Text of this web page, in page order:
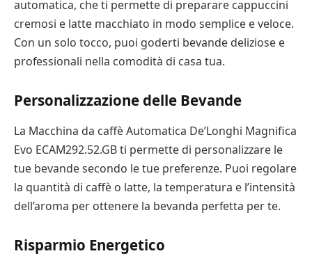
automatica, che ti permette di preparare cappuccini
cremosi e latte macchiato in modo semplice e veloce.
Con un solo tocco, puoi goderti bevande deliziose e
professionali nella comodità di casa tua.
Personalizzazione delle Bevande
La Macchina da caffè Automatica De’Longhi Magnifica
Evo ECAM292.52.GB ti permette di personalizzare le
tue bevande secondo le tue preferenze. Puoi regolare
la quantità di caffè o latte, la temperatura e l’intensità
dell’aroma per ottenere la bevanda perfetta per te.
Risparmio Energetico